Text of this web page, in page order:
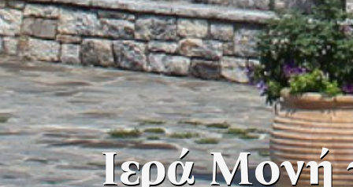
Ιερά Μονή